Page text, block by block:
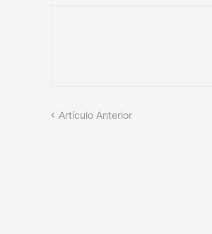
Artículo Anterior